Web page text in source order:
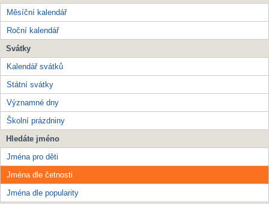
Měsíční kalendář
Roční kalendář
Svátky
Kalendář svátků
Státní svátky
Významné dny
Školní prázdniny
Hledáte jméno
Jména pro děti
Jména dle četnosti
Jména dle popularity